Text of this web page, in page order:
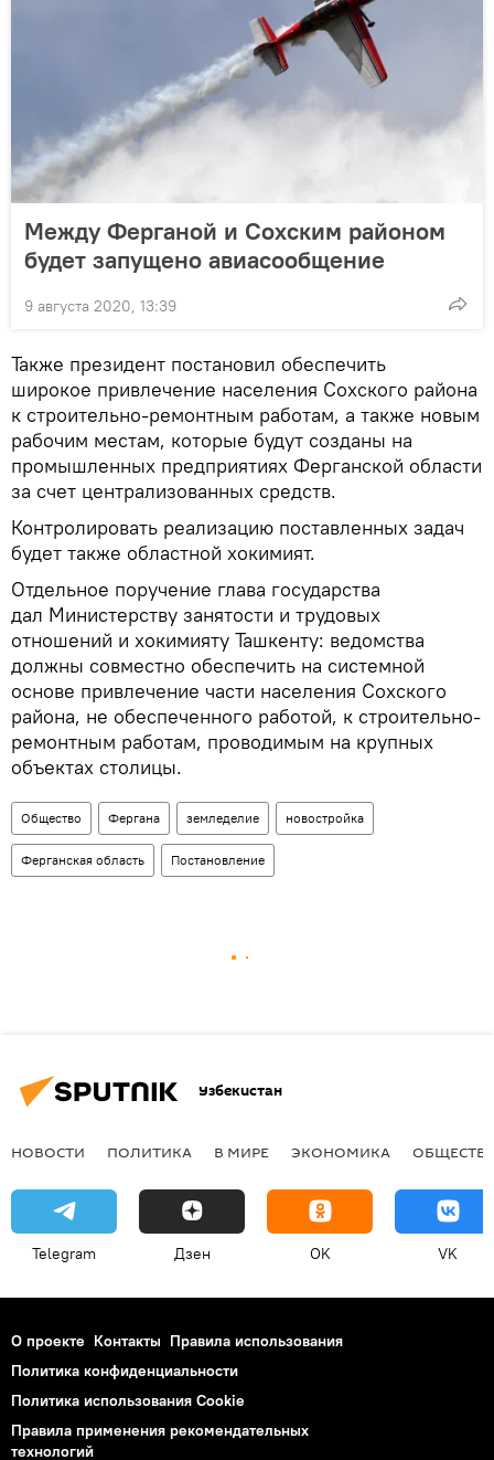
Между Ферганой и Сохским районом
будет запущено авиасообщение
9 августа 2020, 13:39
Также президент постановил обеспечить
широкое привлечение населения Сохского района
к строительно-ремонтным работам, а также новым
рабочим местам, которые будут созданы на
промышленных предприятиях Ферганской области
за счет централизованных средств.
Контролировать реализацию поставленных задач
будет также областной хокимият.
Отдельное поручение глава государства
дал Министерству занятости и трудовых
отношений и хокимияту Ташкенту: ведомства
должны совместно обеспечить на системной
основе привлечение части населения Сохского
района, не обеспеченного работой, к строительно-
ремонтным работам, проводимым на крупных
объектах столицы.
Общество Фергана земледелие новостройка
Ферганская область Постановление
Узбекистан
НОВОСТИ ПОЛИТИКА В МИРЕ ЭКОНОМИКА
Telegram Дзен OK VK
О проекте Контакты Правила использования
Политика конфиденциальности
Политика использования Cookie
Правила применения рекомендательных
технологий